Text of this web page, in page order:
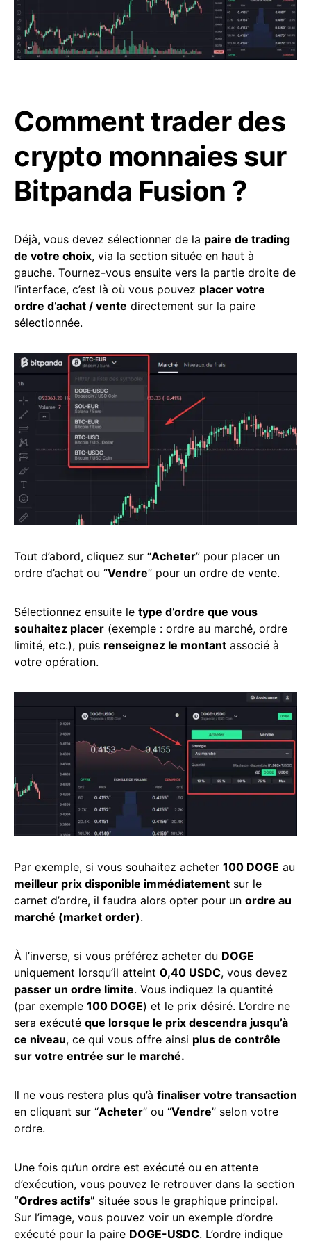
Comment trader des
crypto monnaies sur
Bitpanda Fusion ?
Déjà, vous devez sélectionner de la paire de trading
de votre choix, via la section située en haut à
gauche. Tournez-vous ensuite vers la partie droite de
l’interface, c’est là où vous pouvez placer votre
ordre d’achat / vente directement sur la paire
sélectionnée.
Tout d’abord, cliquez sur “Acheter” pour placer un
ordre d’achat ou “Vendre” pour un ordre de vente.
Sélectionnez ensuite le type d’ordre que vous
souhaitez placer (exemple : ordre au marché, ordre
limité, etc.), puis renseignez le montant associé à
votre opération.
Par exemple, si vous souhaitez acheter 100 DOGE au
meilleur prix disponible immédiatement sur le
carnet d’ordre, il faudra alors opter pour un ordre au
marché (market order).
À l’inverse, si vous préférez acheter du DOGE
uniquement lorsqu’il atteint 0,40 USDC, vous devez
passer un ordre limite. Vous indiquez la quantité
(par exemple 100 DOGE) et le prix désiré. L’ordre ne
sera exécuté que lorsque le prix descendra jusqu’à
ce niveau, ce qui vous offre ainsi plus de contrôle
sur votre entrée sur le marché.
Il ne vous restera plus qu’à finaliser votre transaction
en cliquant sur “Acheter” ou “Vendre” selon votre
ordre.
Une fois qu’un ordre est exécuté ou en attente
d’exécution, vous pouvez le retrouver dans la section
“Ordres actifs” située sous le graphique principal.
Sur l’image, vous pouvez voir un exemple d’ordre
exécuté pour la paire DOGE-USDC. L’ordre indique